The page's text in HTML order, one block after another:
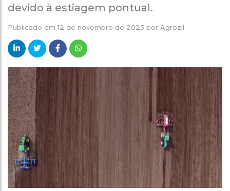
devido à estiagem pontual.
Publicado em12 de novembro de 2025 por Agrozil